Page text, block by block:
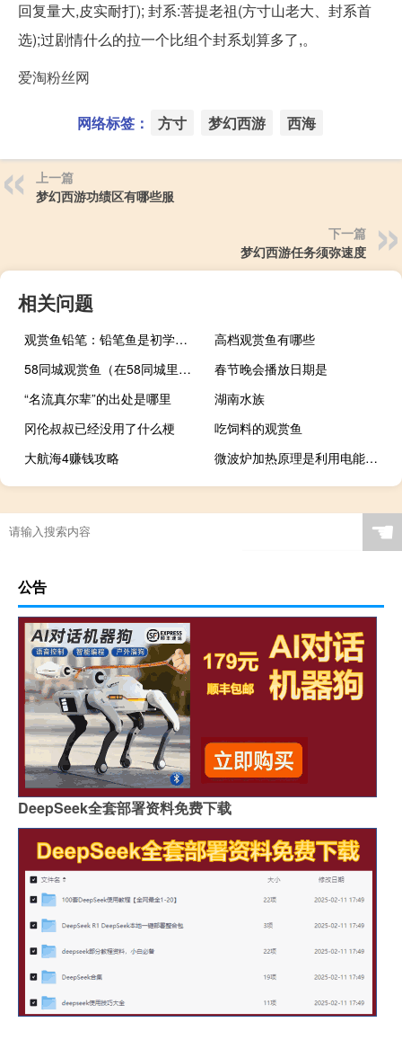
回复量大,皮实耐打); 封系:菩提老祖(方寸山老大、封系首
选);过剧情什么的拉一个比组个封系划算多了,。
爱淘粉丝网
网络标签： 方寸 梦幻西游 西海
上一篇
梦幻西游功绩区有哪些服
下一篇
梦幻西游任务须弥速度
相关问题
观赏鱼铅笔：铅笔鱼是初学者比较容易饲养的观赏鱼
高档观赏鱼有哪些
58同城观赏鱼（在58同城里在线购买观赏鱼靠谱吗？）
春节晚会播放日期是
“名流真尔辈”的出处是哪里
湖南水族
冈伦叔叔已经没用了什么梗
吃饲料的观赏鱼
大航海4赚钱攻略
微波炉加热原理是利用电能直接转化为内能（微波炉加热原理）
欧洲央行管委内格尔：通胀斗争尚未取得胜利；高核心通胀率令人担忧
三国战争后宫孩子攻略攻略
意大利总理梅洛尼：经济放缓是可以预见的需要将2024年预算的资源集中在最重要的优先事项上
☚
公告
DeepSeek全套部署资料免费下载